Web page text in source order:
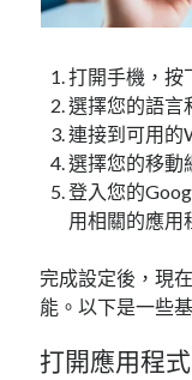
打開手機，按
選擇您的語言
連接到可用的
選擇您的移動
登入您的
用相關的應用
完成設定後，現
能。以下是一些
打開應用程式